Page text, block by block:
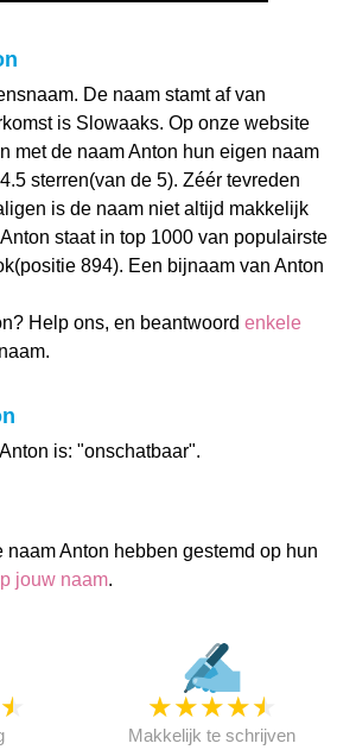
De naam stamt af van
is Slowaaks. Op onze website
met de naam Anton hun eigen naam
sterren(van de 5). Zéér tevreden
is de naam niet altijd makkelijk
staat in top 1000 van populairste
894). Een bijnaam van Anton
Help ons, en beantwoord enkele
is: "onschatbaar".
naam Anton hebben gestemd op hun
jouw naam.
★ ★★★★★
Makkelijk te schrijven